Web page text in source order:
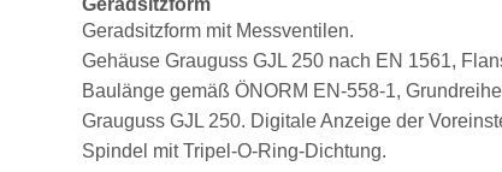
Geradsitzform
Geradsitzform mit Messventilen.
Gehäuse Grauguss GJL 250 nach EN 1561,
Baulänge gemäß ÖNORM EN-558-1,
Grauguss GJL 250. Digitale Anzeige der
Spindel mitTripel-O-Ring-Dichtung.